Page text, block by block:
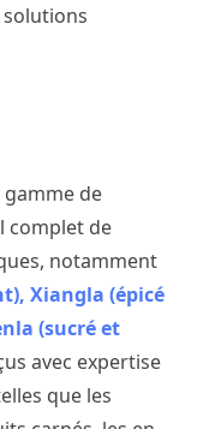
solutions
de
complet de
notamment
Xiangla (épicé
(sucré et
avec expertise
que les